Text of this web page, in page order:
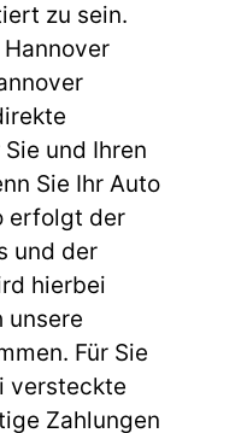
zu sein.
und Ihren
Sie Ihr Auto
erfolgt der
und der
hierbei
unsere
Für Sie
versteckte
Zahlungen